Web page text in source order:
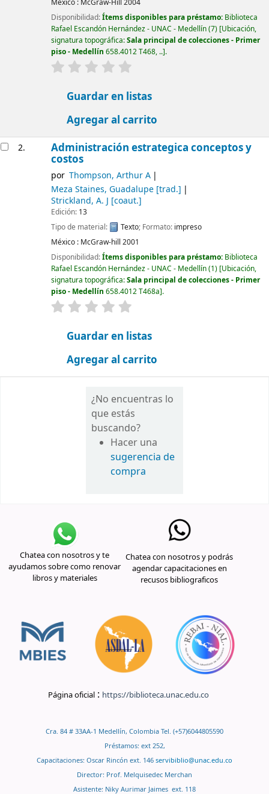
México : McGraw-Hill 2004
Disponibilidad:Ítems disponibles para préstamo: Biblioteca
Rafael Escandón Hernández - UNAC - Medellín(7) Ubicación,
signatura topográfica:Sala principal de colecciones - Primer
piso - Medellín 658.4012 T468, .. .
valoración
Guardar en listas
Agregar al carrito
2. Administración estrategica conceptos y
costos
por Thompson, Arthur A
Meza Staines, Guadalupe[trad.]
Strickland, A. J [coaut.]
Edición: 13
Tipo de material:
Texto; Formato: impreso
México : McGraw-hill 2001
Disponibilidad:Ítems disponibles para préstamo: Biblioteca
Rafael Escandón Hernández - UNAC - Medellín(1) Ubicación,
signatura topográfica:Sala principal de colecciones - Primer
piso - Medellín 658.4012 T468a .
valoración
Guardar en listas
Agregar al carrito
¿No encuentras lo
que estás
buscando?
Hacer una
sugerencia de
compra
Chatea con nosotros y te
ayudamos sobre como renovar
libros y materiales
Chatea con nosotros y podrás
agendar capacitaciones en
recusos bibliograficos
Página oficial : https://biblioteca.unac.edu.co
Cra. 84 # 33AA-1 Medellín, Colombia Tel. (+57)6044805590
Préstamos: ext 252,
Capacitaciones: Oscar Rincón ext. 146 servibiblio@unac.edu.co
Director: Prof. Melquisedec Merchan
Asistente: Niky Aurimar Jaimes ext. 118